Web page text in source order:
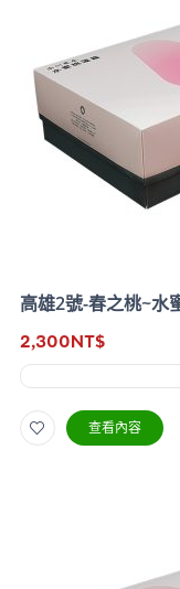
高雄2號-春之桃~水
2,300NT$
查看內容